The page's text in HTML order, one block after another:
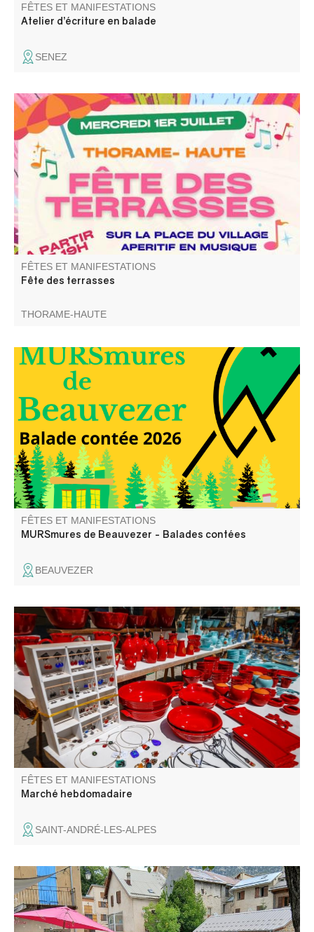
FÊTES ET MANIFESTATIONS
Atelier d’écriture en balade
SENEZ
Fête des terrasses avec assiette de bistrot le soir et
musique baleti avec les Gredins des Alpes.
FÊTES ET MANIFESTATIONS
Fête des terrasses
THORAME-HAUTE
Elli la conteuse vous balade dans les rues du village et
dans le temps, à travers les anecdotes glanées auprès
des habitants du village.
FÊTES ET MANIFESTATIONS
MURSmures de Beauvezer - Balades contées
BEAUVEZER
Le traditionnel marché avec ses étals colorés est un
moment d'échange incontournable.
FÊTES ET MANIFESTATIONS
Marché hebdomadaire
SAINT-ANDRÉ-LES-ALPES
Pause Créative : un atelier créatif pour adultes et enfants
accompagnés, suivie de Music O’Sirop : un concert de
musique inspirée dans l’instant présent ; puis autour d’un